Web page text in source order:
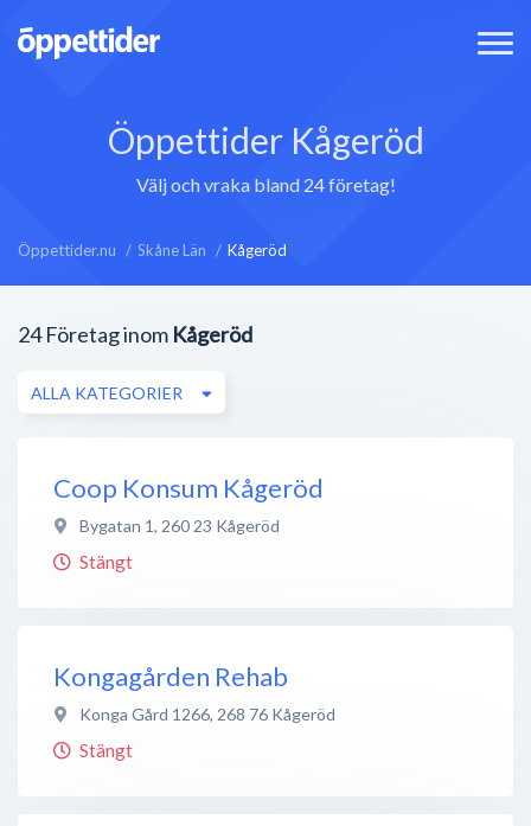
Öppettider Kågeröd
Välj och vraka bland 24 företag!
Öppettider.nu Skåne Län Kågeröd
24 Företag inom Kågeröd
ALLA KATEGORIER
Coop Konsum Kågeröd
Bygatan 1, 260 23 Kågeröd
Stängt
Kongagården Rehab
Konga Gård 1266, 268 76 Kågeröd
Stängt